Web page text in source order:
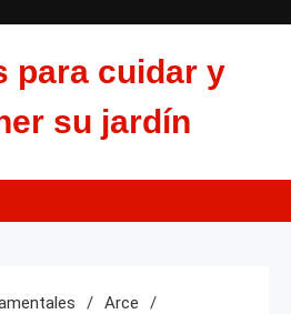
para cuidar y
su jardín
Arce